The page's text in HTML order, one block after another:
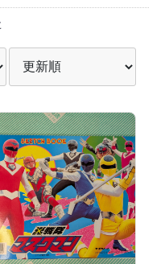
並び順を選択